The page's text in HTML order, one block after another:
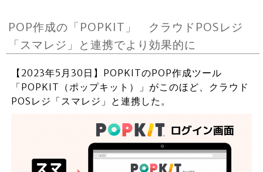
POP作成の「POPKIT」 クラウドPOSレジ
「スマレジ」と連携でより効果的に
【2023年5月30日】POPKITのPOP作成ツール
「POPKIT（ポップキット）」がこのほど、クラウド
POSレジ「スマレジ」と連携した。